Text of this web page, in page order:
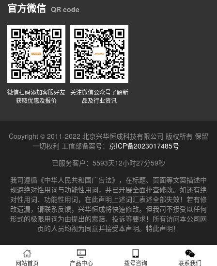
官方微信 QR code
微信扫码添加客服好友
获取优惠及报价
关注微信公众号了解新
品及行业资讯
Copyright © 2011-2022 北京兴华恒成科技有限公司 版权所有 保留
一切权利 工信部备案号： 京ICP备2023017485号
已服务客户：5593天12小时28分0秒
我司遵循《中华人民共和国广告法》，在标题、页面等文案描述中
规避绝对性用词与功能性用词，并已开展全面排查修改。如还有绝
对性用词、功能性用词，在此声明上述词汇表述全部失效！若有修
改遗漏，请联系反馈，兴华恒成将快速修改。但我司不接受以任何
形式的极限用词为由提出的索赔、投诉等要求！所有访问本公司网
页的人员均视为同意并接受本声明。特此声明！
网站首页 产品中心 拨号咨询 联系我们